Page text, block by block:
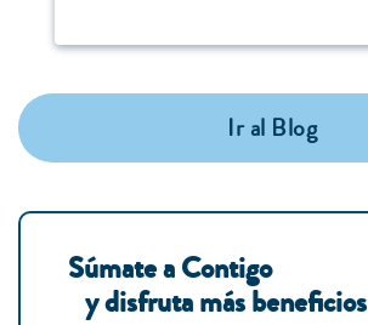
Ir al Blog
Súmate a Contigo
y disfruta más beneficios